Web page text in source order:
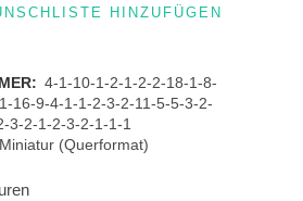
HINZUFÜGEN
4-1-10-1-2-1-2-2-18-1-8-
16-9-4-1-1-2-3-2-11-5-5-3-2-
3-2-1-2-3-2-1-1-1
Miniatur (Querformat)